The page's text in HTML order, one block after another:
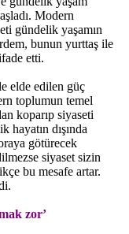
Modern
gündelik yaşamın
bunun yurttaş ile
etti.
elde edilen güç
toplumun temel
koparıp siyaseti
hayatın dışında
götürecek
siyaset sizin
bu mesafe artar.
zor’